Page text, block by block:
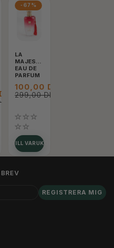
-67%
LA
MAJESTUEUSE
EAU DE
PARFUM
100,00 DKK
299,00 DKK
TILL VARUKORGEN
REGISTRERA MIG